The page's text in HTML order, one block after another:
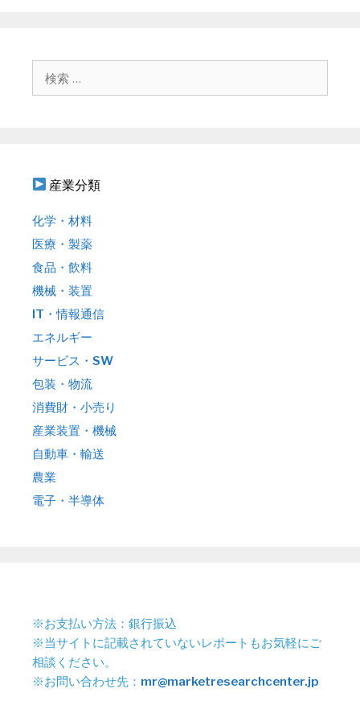
ョ
産業分類
化学・材料
医療・製薬
食品・飲料
機械・装置
IT・情報通信
エネルギー
サービス・SW
包装・物流
消費財・小売り
産業装置・機械
自動車・輸送
農業
電子・半導体
※お支払い方法：銀行振込
※当サイトに記載されていないレポートもお気軽にご
相談ください。
※お問い合わせ先： mr@marketresearchcenter.jp